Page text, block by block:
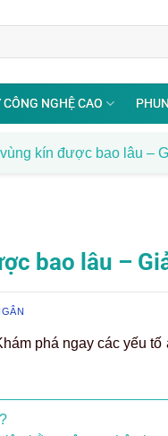
NGHỆ CAO
kín được bao lâu –
bao lâu –
phá ngay các yếu